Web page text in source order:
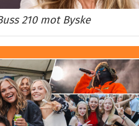
210 mot Byske